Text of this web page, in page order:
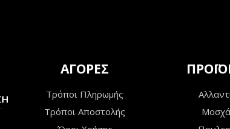
ΑΓΟΡΕΣ
Τρόποι Πληρωμής
Τρόποι Αποστολής